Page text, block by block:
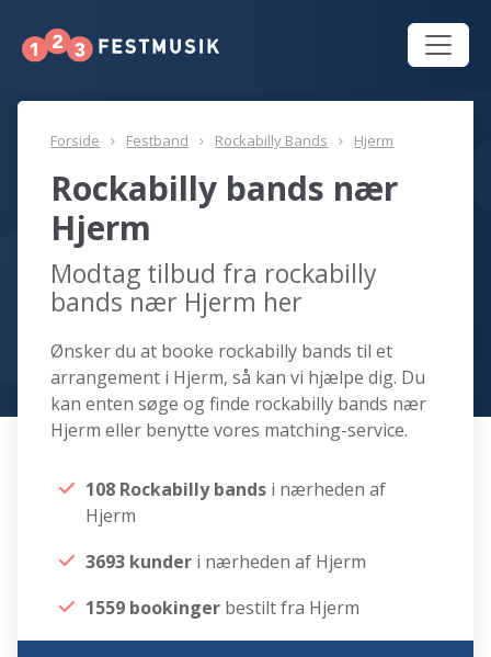
Forside Festband Rockabilly Bands Hjerm
Rockabilly bands nær
Hjerm
Modtag tilbud fra rockabilly
bands nær Hjerm her
Ønsker du at booke rockabilly bands til et
arrangement i Hjerm, så kan vi hjælpe dig. Du
kan enten søge og finde rockabilly bands nær
Hjerm eller benytte vores matching-service.
108 Rockabilly bands i nærheden af
Hjerm
3693 kunder i nærheden af Hjerm
1559 bookinger bestilt fra Hjerm